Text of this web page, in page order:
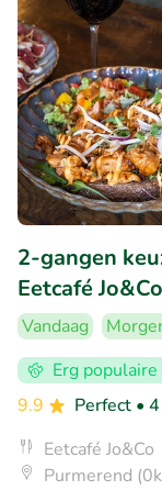
2-gangen
Eetcafé Jo&Co
Vandaag
Erg
9.9
Perfect •
Eetcafé Jo&Co
Purmerend